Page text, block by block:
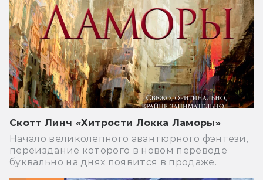
Скотт Линч «Хитрости Локка Ламоры»
Начало великолепного авантюрного фэнтези,
переиздание которого в новом переводе
буквально на днях появится в продаже.